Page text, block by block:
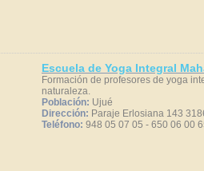
Escuela de Yoga Integral
Formación de profesores de yoga
naturaleza.
Población: Ujué
Dirección: Paraje Erlosiana 143
Teléfono: 948 05 07 05 - 650 06 00